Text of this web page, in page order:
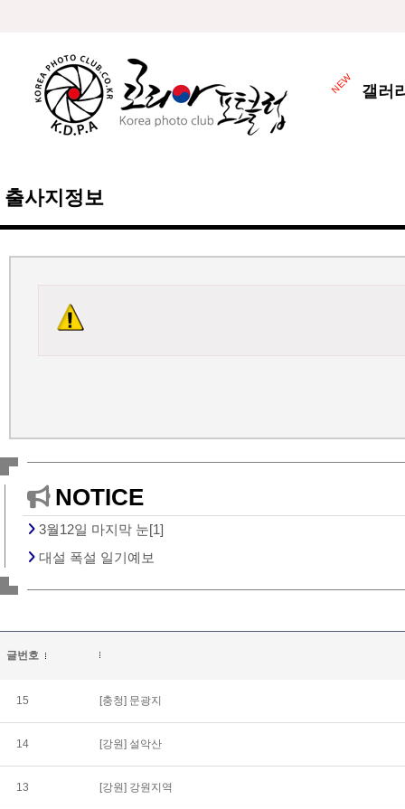
갤러
출사지정보
NOTICE
3월12일 마지막 눈[1]
대설 폭설 일기예보
글번호
15 [충청] 문광지
14 [강원] 설악산
13 [강원] 강원지역